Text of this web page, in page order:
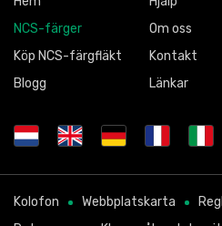
NCS-färger
Köp NCS-färgfläkt
Blogg
Om oss
Kontakt
Länkar
Kolofon Webbplatskarta